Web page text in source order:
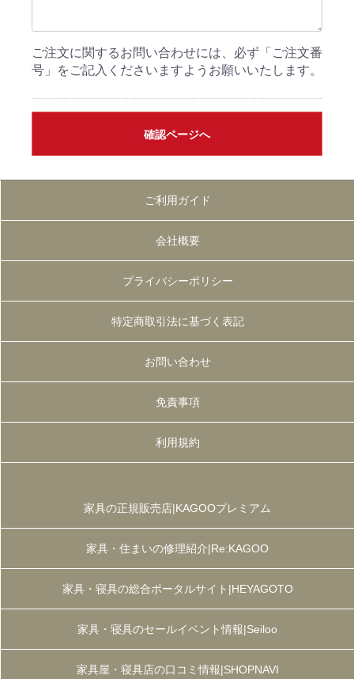
ご注文に関するお問い合わせには、必ず「ご注文番
号」をご記入くださいますようお願いいたします。
確認ページへ
ご利用ガイド
会社概要
プライバシーポリシー
特定商取引法に基づく表記
お問い合わせ
免責事項
利用規約
家具の正規販売店|KAGOOプレミアム
家具・住まいの修理紹介|Re:KAGOO
家具・寝具の総合ポータルサイト|HEYAGOTO
家具・寝具のセールイベント情報|Seiloo
家具屋・寝具店の口コミ情報|SHOPNAVI